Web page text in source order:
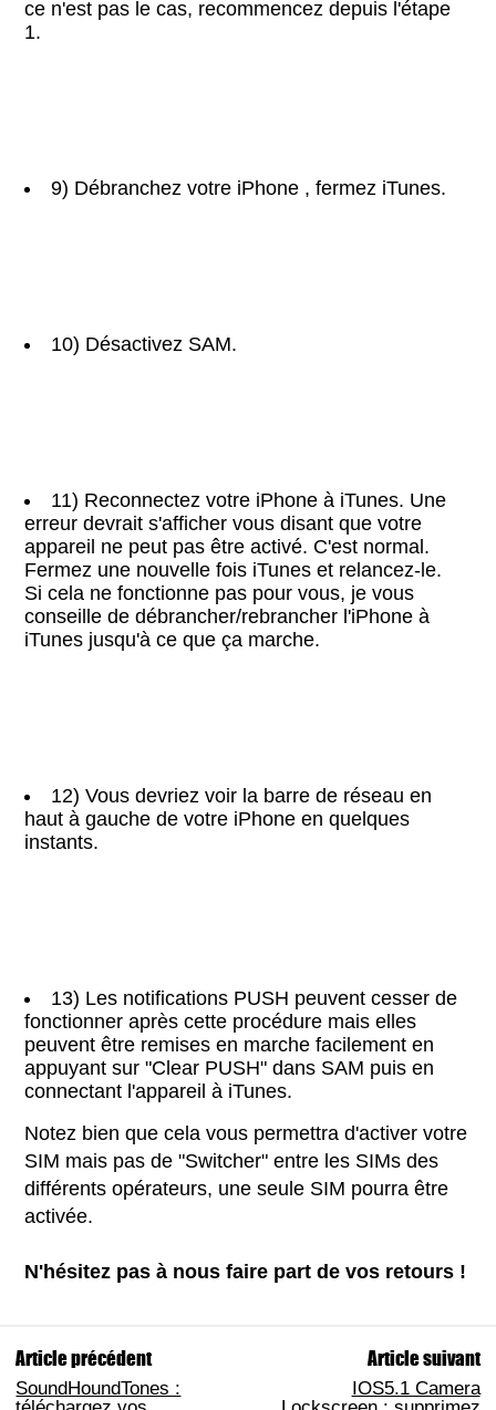
ce n'est pas le cas, recommencez depuis l'étape
1.
9) Débranchez votre iPhone , fermez iTunes.
10) Désactivez SAM.
11) Reconnectez votre iPhone à iTunes. Une
erreur devrait s'afficher vous disant que votre
appareil ne peut pas être activé. C'est normal.
Fermez une nouvelle fois iTunes et relancez-le.
Si cela ne fonctionne pas pour vous, je vous
conseille de débrancher/rebrancher l'iPhone à
iTunes jusqu'à ce que ça marche.
12) Vous devriez voir la barre de réseau en
haut à gauche de votre iPhone en quelques
instants.
13) Les notifications PUSH peuvent cesser de
fonctionner après cette procédure mais elles
peuvent être remises en marche facilement en
appuyant sur "Clear PUSH" dans SAM puis en
connectant l'appareil à iTunes.
Notez bien que cela vous permettra d'activer votre
SIM mais pas de "Switcher" entre les SIMs des
différents opérateurs, une seule SIM pourra être
activée.
N'hésitez pas à nous faire part de vos retours !
Article précédent
SoundHoundTones :
Article suivant
IOS5.1 Camera